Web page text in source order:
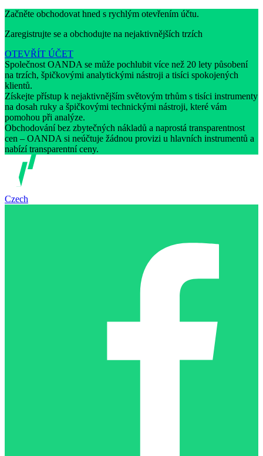
Začněte obchodovat hned s rychlým otevřením účtu.
Zaregistrujte se a obchodujte na nejaktivnějších trzích
OTEVŘÍT ÚČET
Společnost OANDA se může pochlubit více než 20 lety působení
na trzích, špičkovými analytickými nástroji a tisíci spokojených
klientů.
Získejte přístup k nejaktivnějším světovým trhům s tisíci instrumenty
na dosah ruky a špičkovými technickými nástroji, které vám
pomohou při analýze.
Obchodování bez zbytečných nákladů a naprostá transparentnost
cen – OANDA si neúčtuje žádnou provizi u hlavních instrumentů a
nabízí transparentní ceny.
Czech